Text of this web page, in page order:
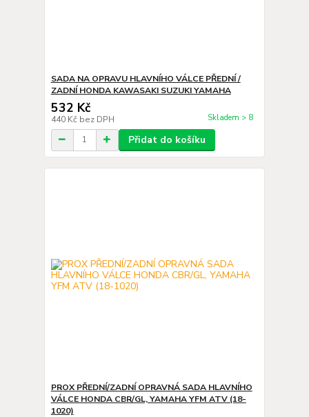
SADA NA OPRAVU HLAVNÍHO VÁLCE PŘEDNÍ /
ZADNÍ HONDA KAWASAKI SUZUKI YAMAHA
532 Kč
440 Kč bez DPH Skladem > 8
Přidat do košíku
PROX PŘEDNÍ/ZADNÍ OPRAVNÁ SADA HLAVNÍHO
VÁLCE HONDA CBR/GL, YAMAHA YFM ATV (18-
1020)